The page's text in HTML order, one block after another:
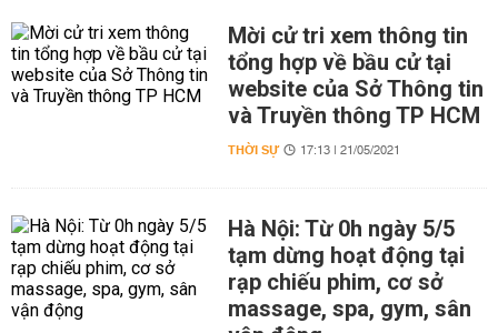
Mời cử tri xem thông tin
tổng hợp về bầu cử tại
website của Sở Thông tin
và Truyền thông TP HCM
THỜI SỰ 17:13 | 21/05/2021
Hà Nội: Từ 0h ngày 5/5
tạm dừng hoạt động tại
rạp chiếu phim, cơ sở
massage, spa, gym, sân